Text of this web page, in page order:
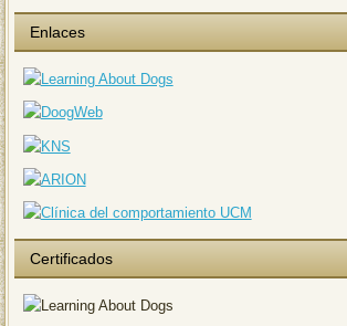
Enlaces
Certificados